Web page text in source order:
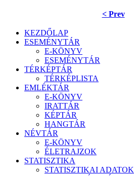
< Prev
KEZDŐLAP
ESEMÉNYTÁR
E-KÖNYV
ESEMÉNYTÁR
TÉRKÉPTÁR
TÉRKÉPLISTA
EMLÉKTÁR
E-KÖNYV
IRATTÁR
KÉPTÁR
HANGTÁR
NÉVTÁR
E-KÖNYV
ÉLETRAJZOK
STATISZTIKA
STATISZTIKAI ADATOK